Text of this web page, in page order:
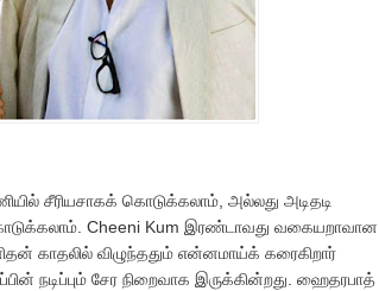
சீரியசாகக் கொடுக்கலாம், அல்லது அடிதடி
Cheeni Kum இரண்டாவது வகையறாவான
காதலில் விழுந்ததும் என்னமாய்க் கரைகிறார்
நடிப்பும் சேர நிறைவாக இருக்கின்றது. ஹைதரபாத்